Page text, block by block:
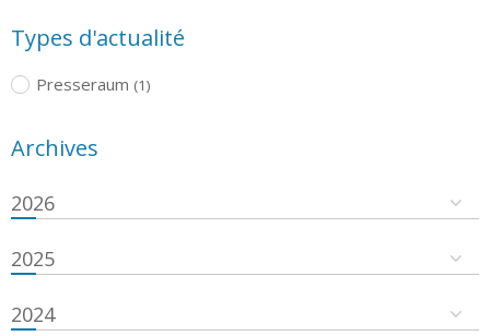
Types d'actualité
Presseraum (1)
Archives
2026
2025
2024